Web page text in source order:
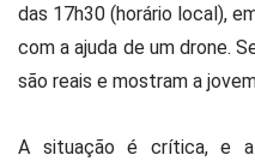
das 17h30 (horário local),
com a ajuda de um drone.
são reais e mostram a
A situação é crítica, e a